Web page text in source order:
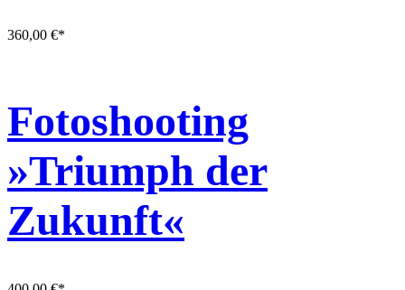
360,00 €*
Fotoshooting
»Triumph der
Zukunft«